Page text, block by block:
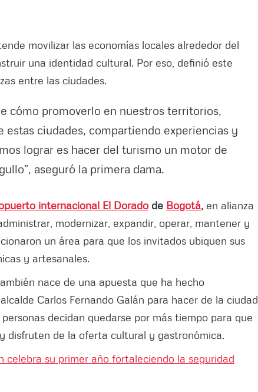
movilizar las economías locales alrededor del
una identidad cultural. Por eso, definió este
entre las ciudades.
cómo promoverlo en nuestros territorios,
estas ciudades, compartiendo experiencias y
lograr es hacer del turismo un motor de
aseguró la primera dama.
internacional El Dorado de Bogotá, en alianza
modernizar, expandir, operar, mantener y
un área para que los invitados ubiquen sus
y artesanales.
nace de una apuesta que ha hecho
Carlos Fernando Galán para hacer de la ciudad
decidan quedarse por más tiempo para que
disfruten de la oferta cultural y gastronómica.
celebra su primer año fortaleciendo la seguridad